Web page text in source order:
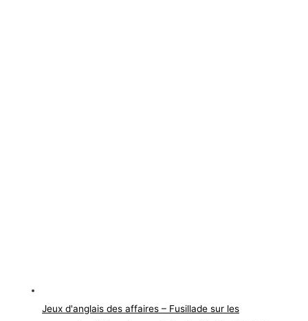
Jeux d'anglais des affaires – Fusillade sur les